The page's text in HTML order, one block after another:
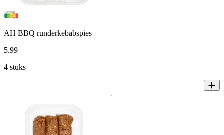
AH BBQ runderkebabspies
5.99
4 stuks